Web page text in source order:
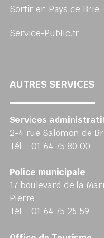
Sortir en Pays de Brie
Service-Public.fr
AUTRES SERVICES
Services
2-4 rue Salomon de
Tél. : 01 64 75 80 00
Police municipale
17 boulevard de la
Pierre
Tél. : 01 64 75 25 59